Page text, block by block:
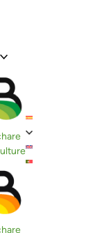
‘anti
la